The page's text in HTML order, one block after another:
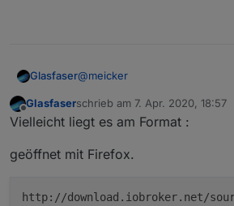
Glasfaser@meicker
kann ich mir auch nicht
DATA- hast , ich denke mal
Offline
Glasfaserschrieb am 7. Apr. 2020, 18:57
zuletzt editiert von
Vielleicht liegt es am Format :
geöffnet mit Firefox.
http://download.iobroker.net/